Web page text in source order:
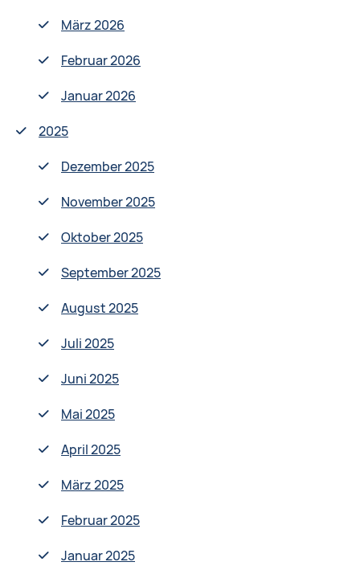
März 2026
Februar 2026
Januar 2026
2025
Dezember 2025
November 2025
Oktober 2025
September 2025
August 2025
Juli 2025
Juni 2025
Mai 2025
April 2025
März 2025
Februar 2025
Januar 2025